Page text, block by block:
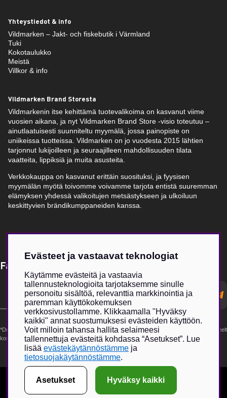
Yhteystiedot & info
Vildmarken – Jakt- och fiskebutik i Värmland
Tuki
Kokotaulukko
Meistä
Villkor & info
Vildmarken Brand Storesta
Vildmarkenin itse kehittämä tuotevalikoima on kasvanut viime
vuosien aikana, ja nyt Vildmarken Brand Store -visio toteutuu –
ainutlaatuisesti suunniteltu myymälä, jossa painopiste on
uniikeissa tuotteissa. Vildmarken on jo vuodesta 2015 lähtien
tarjonnut lukijoilleen ja seuraajilleen mahdollisuuden tilata
vaatteita, lippiksiä ja muita asusteita.
Verkkokauppa on kasvanut erittäin suosituksi, ja fyysisen
myymälän myötä toivomme voivamme tarjota entistä suuremman
elämyksen yhdessä valikoitujen metsästykseen ja ulkoiluun
keskittyvien brändikumppaneiden kanssa.
Få Magasin Vildmarken direkt till din e-post!*
postadress
*Du kan även få erbjudanden och nyheter från samarbetspartners. Din prenumeration är helt
kostnadsfri och kan avslutas när som helst.
Evästeet ja vastaavat teknologiat
Käytämme evästeitä ja vastaavia
tallennusteknologioita tarjotaksemme sinulle
personoitu sisältöä, relevanttia markkinointia ja
paremman käyttökokemuksen
verkkosivustollamme. Klikkaamalla "Hyväksy
kaikki" annat suostumuksesi evästeiden käyttöön.
Voit milloin tahansa hallita selaimeesi
tallennettuja evästeitä kohdassa “Asetukset”. Lue
lisää evästekäytännöstämme ja
tietosuojakäytännöstämme.
Asetukset Hyväksy kaikki